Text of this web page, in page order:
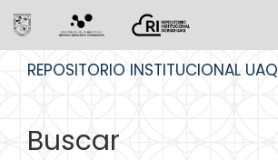
REPOSITORIO INSTITUCIONAL UAQ
Buscar